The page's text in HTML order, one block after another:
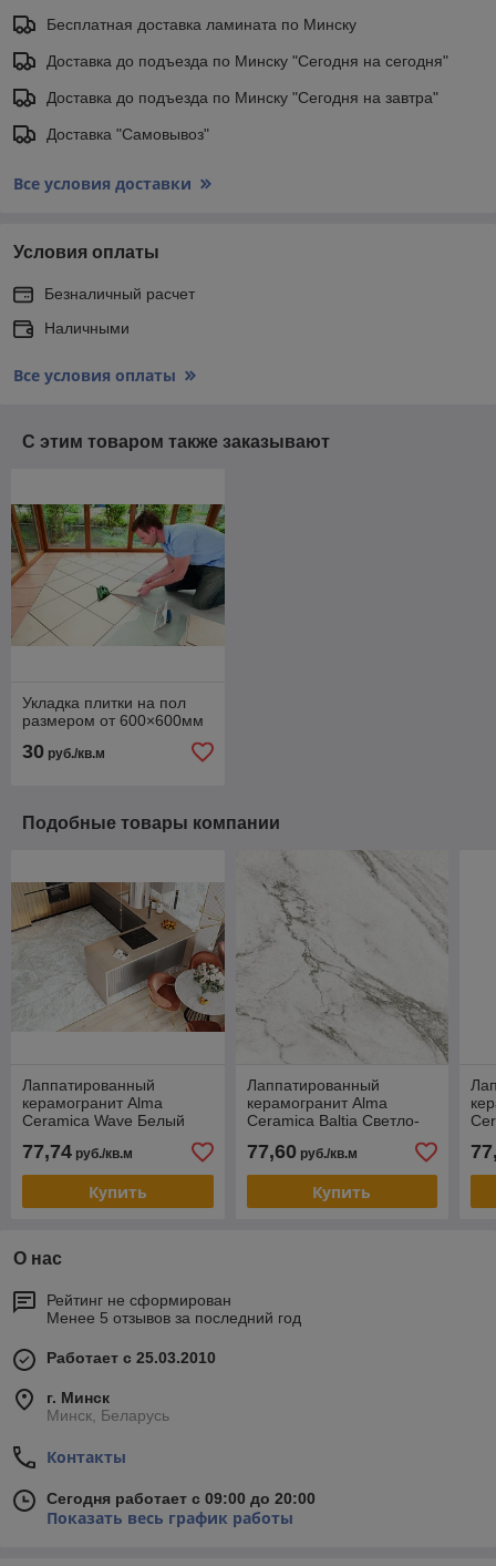
Бесплатная доставка ламината по Минску
Доставка до подъезда по Минску "Сегодня на сегодня"
Доставка до подъезда по Минску "Сегодня на завтра"
Доставка "Самовывоз"
Все условия доставки
Условия оплаты
Безналичный расчет
Наличными
Все условия оплаты
С этим товаром также заказывают
Укладка плитки на пол
размером от 600×600мм
30 руб./кв.м
Подобные товары компании
Лаппатированный
керамогранит Alma
Ceramica Wave Белый
77,74 руб./кв.м
Купить
Лаппатированный
керамогранит Alma
Ceramica Baltia Светло-
77,60руб./кв.м
Купить
О нас
Рейтинг не сформирован
Менее 5 отзывов за последний год
Работает с 25.03.2010
г. Минск
Минск, Беларусь
Контакты
Сегодня работает с 09:00 до 20:00
Показать весь график работы